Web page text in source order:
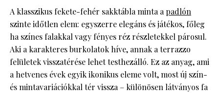
A klasszikus fekete-fehér sakktábla minta a padlón
szinte időtlen elem: egyszerre elegáns és játékos, főleg
ha színes falakkal vagy fényes réz részletekkel párosul.
Aki a karakteres burkolatok híve, annak a terrazzo
felületek visszatérése lehet testhezálló. Ez az anyag, ami
a hetvenes évek egyik ikonikus eleme volt, most új szín-
és mintavariációkkal tér vissza – különösen látványos fa